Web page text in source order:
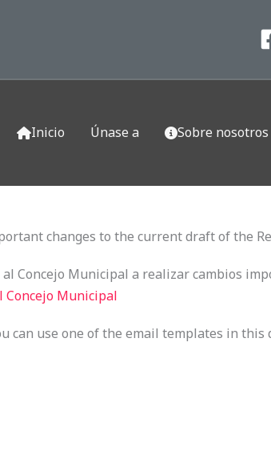
Inicio Únase a Sobre nosotros
changes to the current draft of the
Concejo Municipal a realizar cambios
Concejo Municipal
use one of the email templates in this